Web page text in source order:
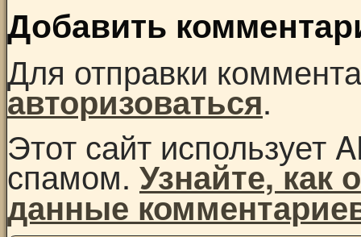
Добавить
Для отправки
авторизоваться.
Этот сайт использует
спамом.Узнайте,
данные